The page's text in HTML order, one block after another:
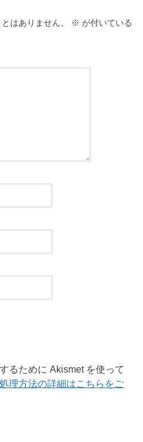
はありません。 ※ が付いている
るために Akismet を使って
理方法の詳細はこちらをご